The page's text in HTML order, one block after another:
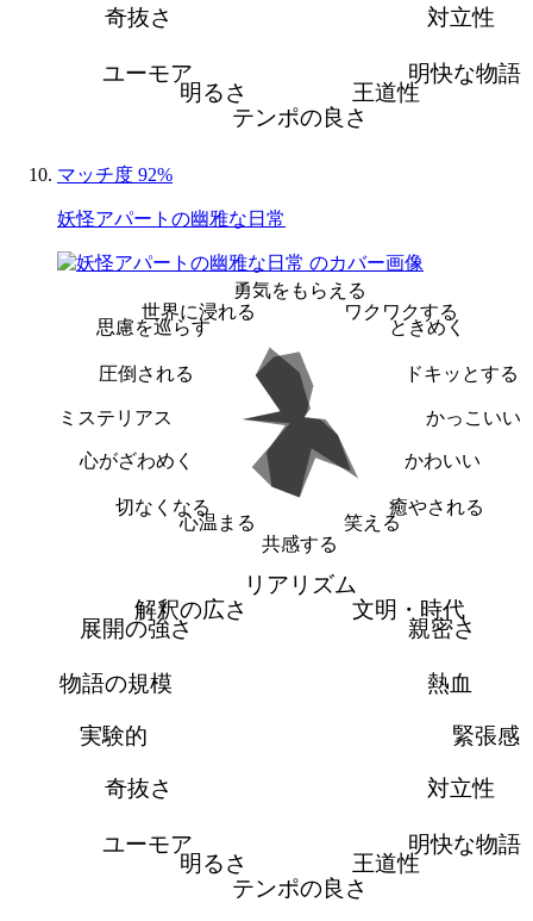
対立性
明快な物語
王道性
テンポの良さ
明るさ
ユーモア
奇抜さ
マッチ度 92%
妖怪アパートの幽雅な日常
勇気をもらえる
ワクワクする
ときめく
ドキッとする
かっこいい
かわいい
癒やされる
笑える
共感する
心温まる
切なくなる
心がざわめく
ミステリアス
圧倒される
思慮を巡らす
世界に浸れる
リアリズム
文明・時代
親密さ
熱血
緊張感
対立性
明快な物語
王道性
テンポの良さ
明るさ
ユーモア
奇抜さ
実験的
物語の規模
展開の強さ
解釈の広さ